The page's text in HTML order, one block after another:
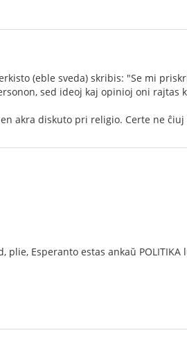
(eble sveda) skribis: "Se mi
sed ideoj kaj opinioj oni rajtas
akra diskuto pri religio. Certe ne
plie, Esperanto estas ankaŭ POLITIKA